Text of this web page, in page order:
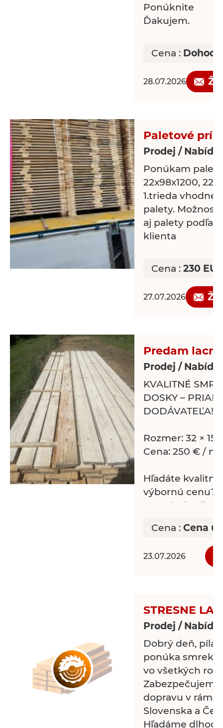
Ponúknite
Ďakujem.
Cena :
28.07.2026
Paletové
Prodej /
Ponúkam
22x98x1200,
1.trieda vhodné
palety.
aj palety podľa
klienta
Cena : 230
27.07.2026
Predam
Prodej /
KVALITNÉ
DOSKY –
DODÁVATEĽA!
Rozmer: 32 ×
Cena: 250 € / m³
Hľadáte
výbornú cenu?
pevné a
Strechy a krovy
Debnenie
⭐ Rovné,
⭐ Výhodná cena
⭐ Odber po
množstvá
Objednávky a
724
Cena : Cena
23.07.2026
STRESNE
Prodej /
Dobrý deň, píla
ponúka
vo všetkých
dopravu v
Slovenska a
Hľadáme